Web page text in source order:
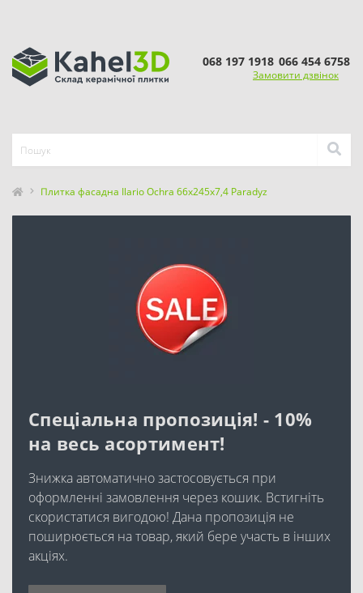
068 197 1918 066 454 6758
Замовити дзвінок
Плитка фасадна Ilario Ochra 66x245x7,4 Paradyz
Спеціальна пропозиція! - 10%
на весь асортимент!
Знижка автоматично застосовується при
оформленні замовлення через кошик. Встигніть
скористатися вигодою! Дана пропозиція не
поширюється на товар, який бере участь в інших
акціях.